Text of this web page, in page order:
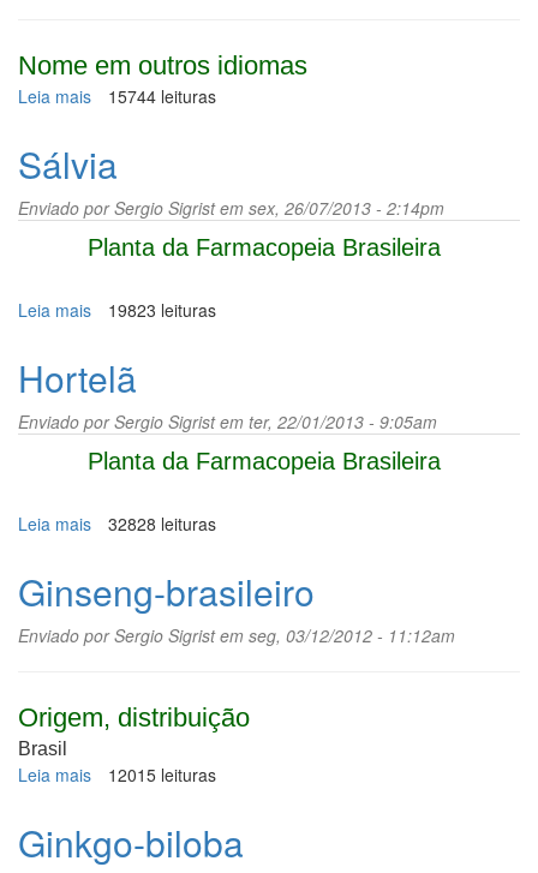
Nome em outros idiomas
Leia mais sobre
15744 leituras
Sálvia
Enviado porSergio Sigristem sex, 26/07/2013 - 2:14pm
Planta da Farmacopeia Brasileira
Leia mais sobre
19823 leituras
Hortelã
Enviado porSergio Sigristem ter, 22/01/2013 - 9:05am
Planta da Farmacopeia Brasileira
Leia mais sobre
32828 leituras
Ginseng-brasileiro
Enviado porSergio Sigristem seg, 03/12/2012 - 11:12am
Origem, distribuição
Brasil
Leia mais sobre
12015 leituras
Ginkgo-biloba